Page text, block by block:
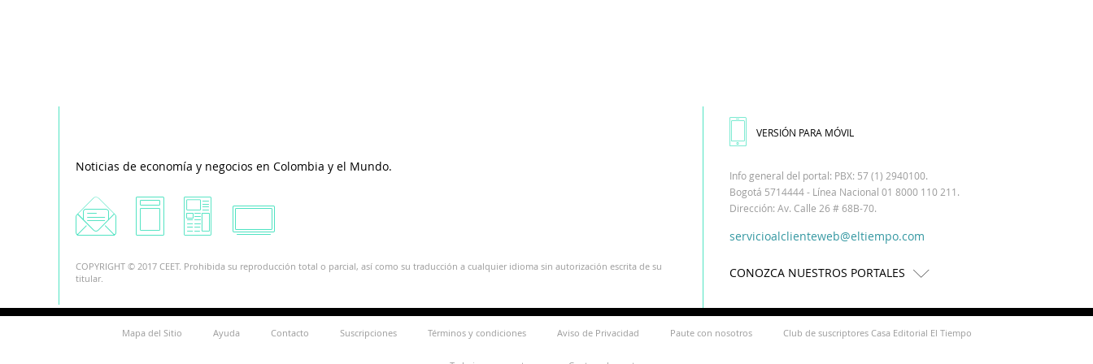
Noticias de economía y negocios en Colombia y el Mundo.
COPYRIGHT © 2017 CEET. Prohibida su reproducción total o parcial, así como su traducción a cualquier idioma sin autorización escrita de su
titular.
VERSIÓN PARA MÓVIL
Info general del portal: PBX: 57 (1) 2940100.
Bogotá 5714444 - Línea Nacional 01 8000 110 211.
Dirección: Av. Calle 26 # 68B-70.
servicioalclienteweb@eltiempo.com
CONOZCA NUESTROS PORTALES
Mapa del Sitio Ayuda Contacto Suscripciones Términos y condiciones Aviso de Privacidad Paute con nosotros Club de suscriptores Casa Editorial El Tiempo